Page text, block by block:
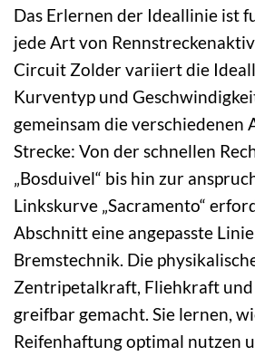
Das Erlernen der Ideallinie ist
jede Art von
Circuit Zolder variiert die
Kurventyp und
gemeinsam die verschiedenen
Strecke: Von der schnellen
„Bosduivel“ bis hin zur
Linkskurve „Sacramento“
Abschnitt eine angepasste
Bremstechnik. Die
Zentripetalkraft, Fliehkraft
greifbar gemacht. Sie lernen,
Reifenhaftung optimal nutzen